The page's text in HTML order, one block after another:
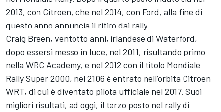
2013, con Citroen, che nel 2014, con Ford, alla fine di
questo anno annuncia il ritiro dai rally.
Craig Breen, ventotto anni, irlandese di Waterford,
dopo essersi messo in luce, nel 2011, risultando primo
nella WRC Academy, e nel 2012 con il titolo Mondiale
Rally Super 2000, nel 2106 è entrato nell’orbita Citroen
WRT, di cui è diventato pilota ufficiale nel 2017. Suoi
migliori risultati, ad oggi, il terzo posto nel rally di